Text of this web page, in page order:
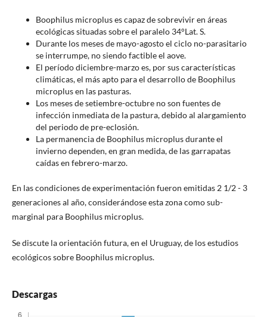
Boophilus microplus es capaz de sobrevivir en áreas
ecológicas situadas sobre el paralelo 34°Lat. S.
Durante los meses de mayo-agosto el ciclo no-parasitario
se interrumpe, no siendo factible el aove.
El período diciembre-marzo es, por sus características
climáticas, el más apto para el desarrollo de Boophilus
microplus en las pasturas.
Los meses de setiembre-octubre no son fuentes de
infección inmediata de la pastura, debido al alargamiento
del periodo de pre-eclosión.
La permanencia de Boophilus microplus durante el
invierno dependen, en gran medida, de las garrapatas
caídas en febrero-marzo.
En las condiciones de experimentación fueron emitidas 2 1/2 - 3
generaciones al año, considerándose esta zona como sub-
marginal para Boophilus microplus.
Se discute la orientación futura, en el Uruguay, de los estudios
ecológicos sobre Boophilus microplus.
Descargas